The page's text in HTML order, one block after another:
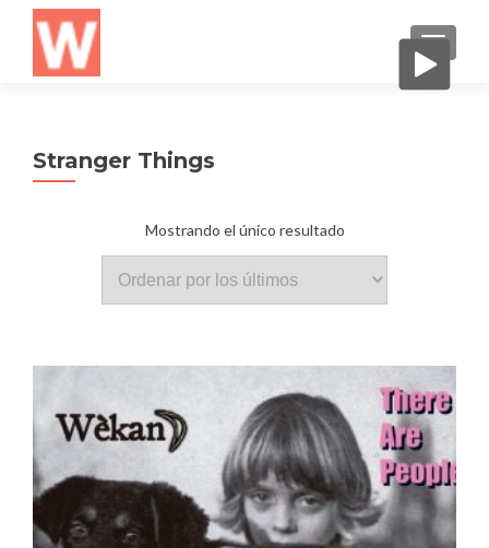
Stranger Things
Mostrando el único resultado